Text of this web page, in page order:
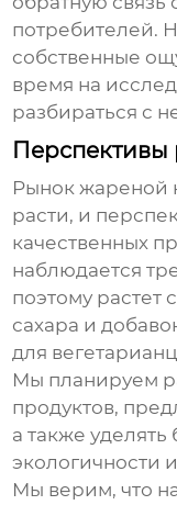
потребителей.
собственные
время на
разбираться с
Перспективы
Рынокжареной
расти, и
качественных
наблюдается
поэтому растет
сахара и
для
Мы планируем
продуктов,
а также
экологичности
Мы верим, что